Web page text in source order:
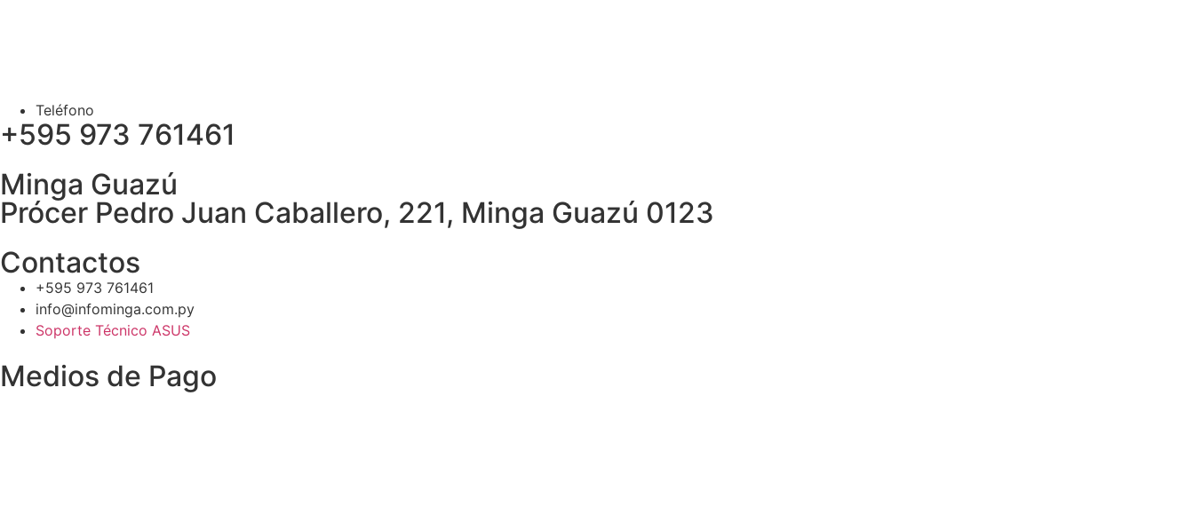
Teléfono
+595 973 761461
Minga Guazú
Prócer Pedro Juan Caballero, 221, Minga Guazú 0123
Contactos
+595 973 761461
info@infominga.com.py
Soporte Técnico ASUS
Medios de Pago